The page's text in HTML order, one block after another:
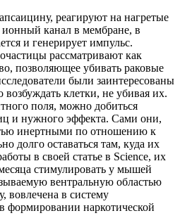
реагируют на нагретые
канал в мембране, в
и генерирует импульс.
рассматривают как
позволяющее убивать раковые
были заинтересованы
возбуждать клетки, не убивая их.
поля, можно добиться
и нужного эффекта. Сами они,
инертными по отношению к
долго оставаться там, куда их
в своей статье в Science, их
стимулировать у мышей
вентральную областью
вовлечена в систему
формировании наркотической